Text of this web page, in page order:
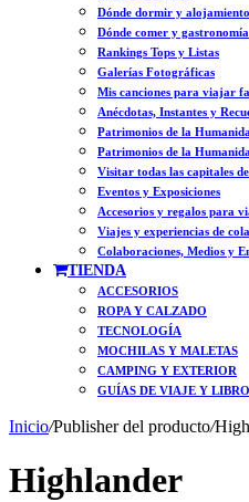
Dónde dormir y
Dónde comer y gastronomía
Rankings Tops y Listas
Galerías Fotográficas
Mis canciones para viajar
Anécdotas, Instantes y
Patrimonios de la
Patrimonios de la
Visitar todas las capitales
Eventos y Exposiciones
Accesorios y regalos para
Viajes y experiencias de
Colaboraciones, Medios y
TIENDA
ACCESORIOS
ROPA Y CALZADO
TECNOLOGÍA
MOCHILAS Y MALETAS
CAMPING Y EXTERIOR
GUÍAS DE VIAJE Y
Inicio/Publisher del producto/
Highlander